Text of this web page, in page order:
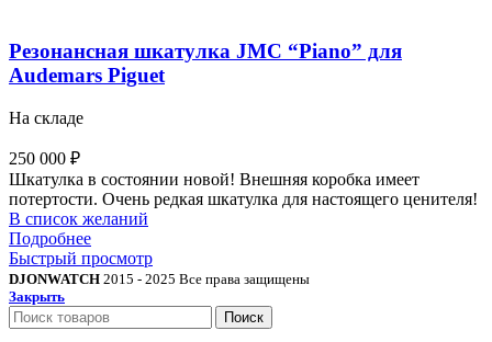
Резонансная шкатулка JMC “Piano” для
Audemars Piguet
На складе
250 000 ₽
Шкатулка в состоянии новой! Внешняя коробка имеет
потертости. Очень редкая шкатулка для настоящего ценителя!
В список желаний
Подробнее
Быстрый просмотр
DJONWATCH 2015 - 2025 Все права защищены
Закрыть
Поиск